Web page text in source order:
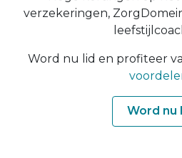
verzekeringen,
Word nu lid en profiteer
Word nu